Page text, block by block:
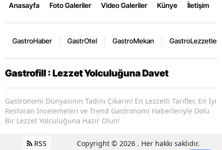
Anasayfa Foto Galeriler Video Galeriler Künye İletişim
GastroHaber GastrOtel GastroMekan GastroLezzetler
Gastrofill : Lezzet Yolculuğuna Davet
Gastronomi Dünyasının Tadını Çıkarın! En Lezzetli Tarifler, En İyi
Restoran İncelemeleri ve Trend Gastronomi Haberleriyle Dolu
Bir Lezzet Yolculuğuna Hazır Olun!
RSS Copyright © 2026 . Her hakkı saklıdır.